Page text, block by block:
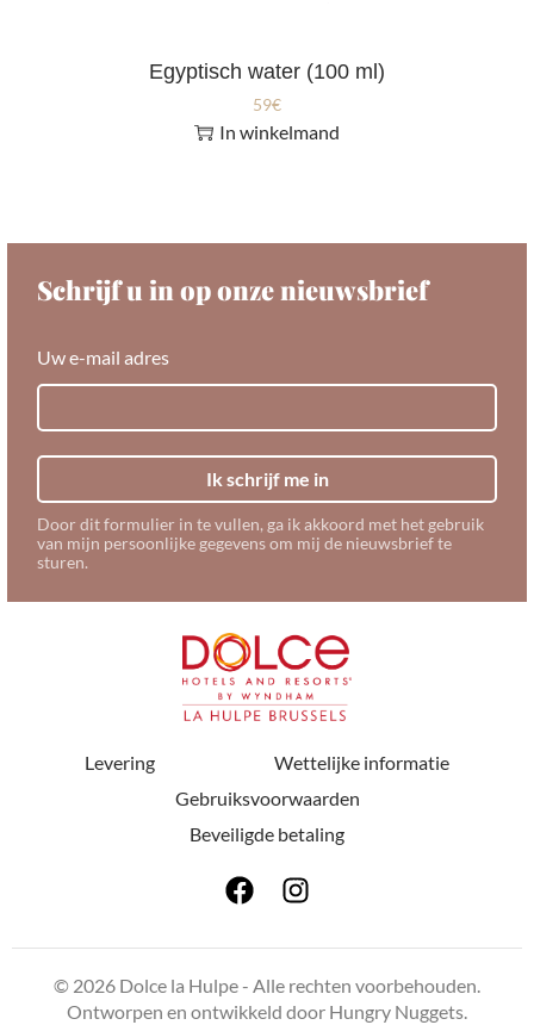
Egyptisch water (100 ml)
59€
In winkelmand
Schrijf u in op onze nieuwsbrief
Uw e-mail adres
Ik schrijf me in
Door dit formulier in te vullen, ga ik akkoord met het gebruik
van mijn persoonlijke gegevens om mij de nieuwsbrief te
sturen.
Levering
Wettelijke informatie
Gebruiksvoorwaarden
Beveiligde betaling
© 2026 Dolce la Hulpe - Alle rechten voorbehouden.
Ontworpen en ontwikkeld door Hungry Nuggets.